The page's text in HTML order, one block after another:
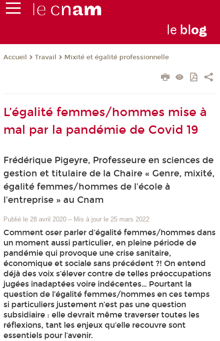
le blog
Accueil Travail Mixité et égalité professionnelle
L’égalité femmes/hommes mise à
mal par la pandémie de Covid 19
Frédérique Pigeyre, Professeure en sciences de
gestion et titulaire de la Chaire « Genre, mixité,
égalité femmes/hommes de l'école à
l'entreprise » au Cnam
Publié le 28 avril 2020 – Mis à jour le 25 mars 2022
Comment oser parler d’égalité femmes/hommes dans
un moment aussi particulier, en pleine période de
pandémie qui provoque une crise sanitaire,
économique et sociale sans précédent ?! On entend
déjà des voix s’élever contre de telles préoccupations
jugées inadaptées voire indécentes… Pourtant la
question de l’égalité femmes/hommes en ces temps
si particuliers justement n’est pas une question
subsidiaire : elle devrait même traverser toutes les
réflexions, tant les enjeux qu’elle recouvre sont
essentiels pour l’avenir.